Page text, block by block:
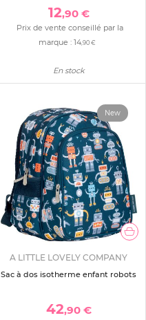
12,90 €
Prix de vente conseillé par la
marque :14,90 €
En stock
New
A LITTLE LOVELY COMPANY
Sac à dos isotherme enfant robots
42,90 €